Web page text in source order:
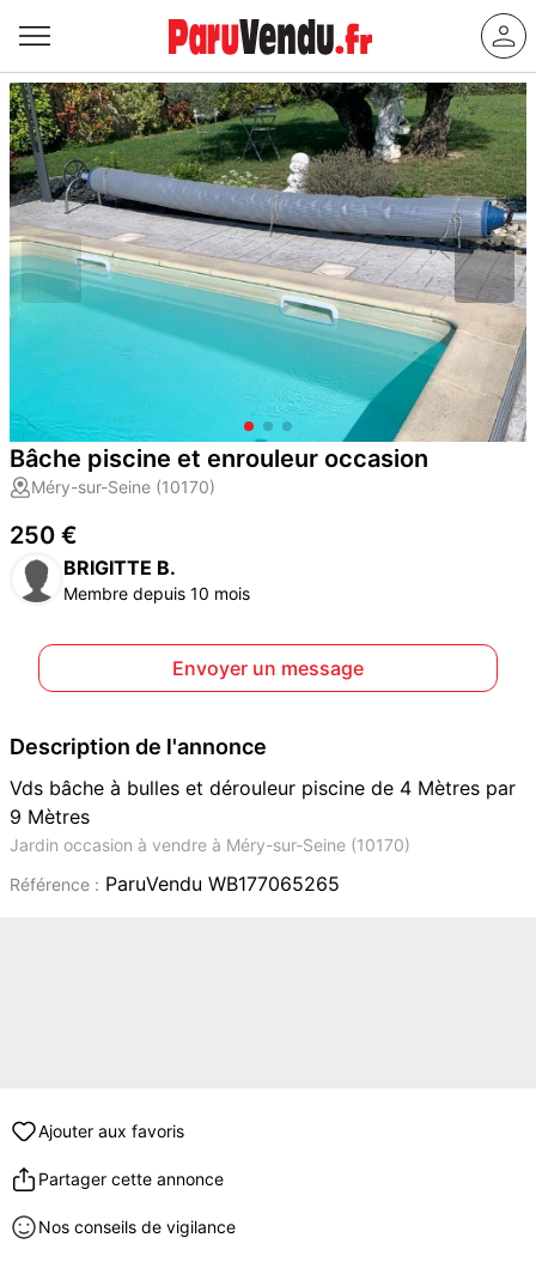
Bâche piscine et enrouleur occasion
Méry-sur-Seine (10170)
250 €
BRIGITTE B.
Membre depuis 10 mois
Envoyer un message
Description de l'annonce
Vds bâche à bulles et dérouleur piscine de 4 Mètres par
9 Mètres
Jardin occasion à vendre à Méry-sur-Seine (10170)
Référence : ParuVendu WB177065265
Ajouter aux favoris
Partager cette annonce
Nos conseils de vigilance